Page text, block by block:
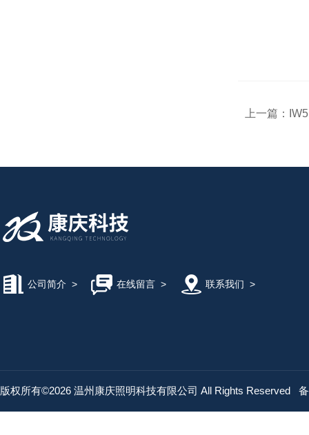
上一篇：
公司简介 > 在线留言> 联系我们 >
版权所有©2026 温州康庆照明科技有限公司 All Rights Reserved